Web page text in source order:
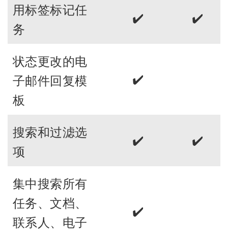
用标签标记任
务
✔️ ✔️
状态更改的电
子邮件回复模
板
✔️
搜索和过滤选
项
✔️ ✔️
集中搜索所有
任务、文档、
联系人、电子
✔️